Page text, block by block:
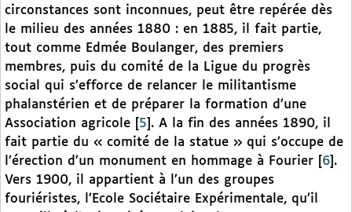
circonstances sont inconnues, peut être repérée dès
le milieu des années 1880 : en 1885, il fait partie,
tout comme Edmée Boulanger, des premiers
membres, puis du comité de la Ligue du progrès
social qui s’efforce de relancer le militantisme
phalanstérien et de préparer la formation d’une
Association agricole
5 . A la fin des années 1890, il
fait partie du « comité de la statue » qui s’occupe de
l’érection d’un monument en hommage à Fourier
6 .
Vers 1900, il appartient à l’un des groupes
fouriéristes, l’Ecole Sociétaire Expérimentale, qu’il